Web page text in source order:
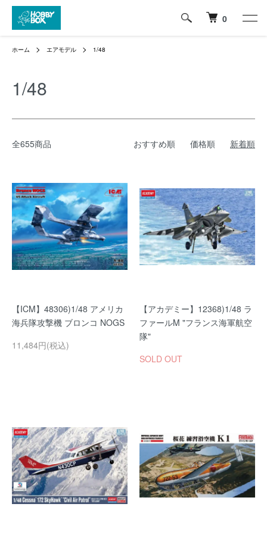
0
ホーム エアモデル 1/48
1/48
全655商品 おすすめ順 価格順 新着順
【ICM】48306)1/48 アメリカ
海兵隊攻撃機 ブロンコ NOGS
11,484円(税込)
【アカデミー】12368)1/48 ラ
ファールM "フランス海軍航空
隊"
SOLD OUT